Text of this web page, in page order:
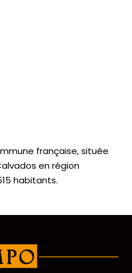
française, située
en région
habitants.